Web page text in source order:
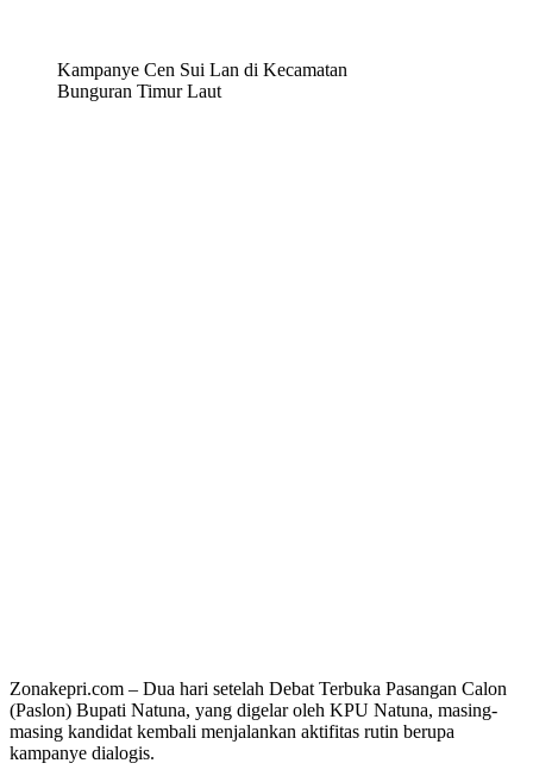
Kampanye Cen Sui Lan di Kecamatan
Bunguran Timur Laut
Zonakepri.com – Dua hari setelah Debat Terbuka Pasangan Calon
(Paslon) Bupati Natuna, yang digelar oleh KPU Natuna, masing-
masing kandidat kembali menjalankan aktifitas rutin berupa
kampanye dialogis.